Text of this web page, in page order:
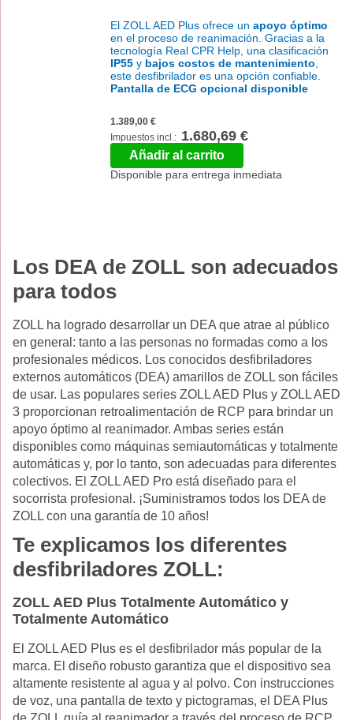
El ZOLL AED Plus ofrece un apoyo óptimo
en el proceso de reanimación. Gracias a la
tecnología Real CPR Help, una clasificación
IP55 y bajos costos de mantenimiento
este desfibrilador es una opción confiable.
Pantalla de ECG opcional disponible
1.389,00 €
1.680,69 €
Añadir al carrito
Disponible para entrega inmediata
Los DEA de ZOLL son adecuados
para todos
ZOLL ha logrado desarrollar un DEA que atrae al público
en general: tanto a las personas no formadas como a los
profesionales médicos. Los conocidos desfibriladores
externos automáticos (DEA) amarillos de ZOLL son fáciles
de usar. Las populares series ZOLL AED Plus y ZOLL AED
3 proporcionan retroalimentación de RCP para brindar un
apoyo óptimo al reanimador. Ambas series están
disponibles como máquinas semiautomáticas y totalmente
automáticas y, por lo tanto, son adecuadas para diferentes
colectivos. El ZOLL AED Pro está diseñado para el
socorrista profesional. ¡Suministramos todos los DEA de
ZOLL con una garantía de 10 años!
Te explicamos los diferentes
desfibriladores ZOLL:
ZOLL AED Plus Totalmente Automático y
Totalmente Automático
El ZOLL AED Plus es el desfibrilador más popular de la
marca. El diseño robusto garantiza que el dispositivo sea
altamente resistente al agua y al polvo. Con instrucciones
de voz, una pantalla de texto y pictogramas, el DEA Plus